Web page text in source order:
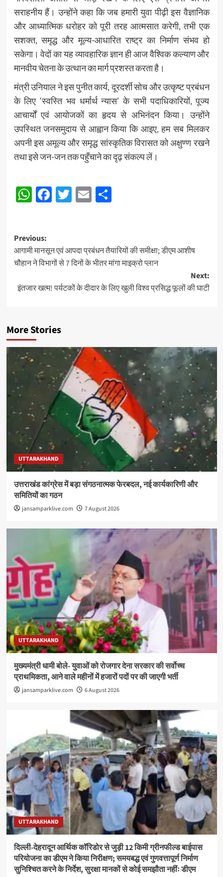
सराहनीय हैं। उन्होंने कहा कि जब हमारी युवा पीढ़ी इस वैज्ञानिक
और आध्यात्मिक धरोहर को पूरी तरह आत्मसात करेगी, तभी एक
सशक्त, समृद्ध और मूल्य-आधारित राष्ट्र का निर्माण संभव हो
सकेगा। वेदों का यह व्यावहारिक ज्ञान ही आज वैश्विक कल्याण और
मानवीय चेतना के उत्थान का मार्ग प्रशस्त करता है।
मंत्री उनियाल ने इस पुनीत कार्य, दूरदर्शी सोच और उत्कृष्ट प्रबंधन
के लिए ‘स्वस्ति भव धर्मार्थ न्यास’ के सभी पदाधिकारियों, पूज्य
आचार्यों एवं आयोजकों का हृदय से अभिनंदन किया। उन्होंने
उपस्थित जनसमुदाय से आह्वान किया कि आइए, हम सब मिलकर
अपनी इस अमूल्य और समृद्ध सांस्कृतिक विरासत को अक्षुण्ण रखने
तथा इसे जन-जन तक पहुँचाने का दृढ़ संकल्प लें।
Post
navigation
WhatsApp
Facebook
Twitter
EmailShare
Post
navigation
Previous:
आगामी मानसून एवं आपदा प्रबंधन तैयारियों की समीक्षा; डीएम आशीष
चौहान ने विभागों से 7 दिनों के भीतर मांगा माइक्रो प्लान
Next:
इंतजार खत्म! पर्यटकों के दीदार के लिए खुली विश्व प्रसिद्ध फूलों की घाटी
More Stories
UTTARAKHAND
उत्तराखंड कांग्रेस में बड़ा संगठनात्मक फेरबदल, नई कार्यकारिणी और
समितियों का गठन
jansamparklive.com 7 August 2026
UTTARAKHAND
मुख्यमंत्री धामी बोले- युवाओं को रोजगार देना सरकार की सर्वोच्च
प्राथमिकता, आने वाले महीनों में हजारों पदों पर की जाएगी भर्ती
jansamparklive.com 6 August 2026
UTTARAKHAND
दिल्ली-देहरादून आर्थिक कॉरिडोर से जुड़ी 12 किमी ग्रीनफील्ड बाईपास
परियोजना का डीएम ने किया निरीक्षण; समयबद्ध एवं गुणवत्तापूर्ण निर्माण
सुनिश्चित करने के निर्देश, सुरक्षा मानकों से कोई समझौता नहींः डीएम